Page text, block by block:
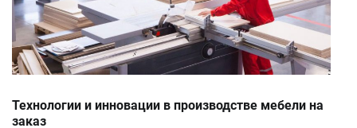
Технологии и инновации в производстве мебели на
заказ